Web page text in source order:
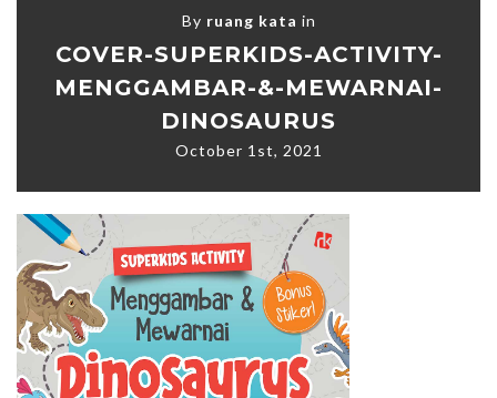
By ruang kata in
COVER-SUPERKIDS-ACTIVITY-
MENGGAMBAR-&-MEWARNAI-
DINOSAURUS
October 1st, 2021